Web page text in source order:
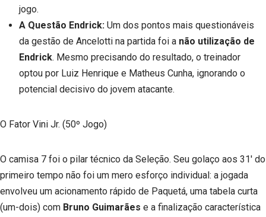
jogo.
A Questão Endrick: Um dos pontos mais questionáveis
da gestão de Ancelotti na partida foi a não utilização de
Endrick. Mesmo precisando do resultado, o treinador
optou por Luiz Henrique e Matheus Cunha, ignorando o
potencial decisivo do jovem atacante.
O Fator Vini Jr. (50º Jogo)
O camisa 7 foi o pilar técnico da Seleção. Seu golaço aos 31′ do
primeiro tempo não foi um mero esforço individual: a jogada
envolveu um acionamento rápido de Paquetá, uma tabela curta
(um-dois) com Bruno Guimarães e a finalização característica